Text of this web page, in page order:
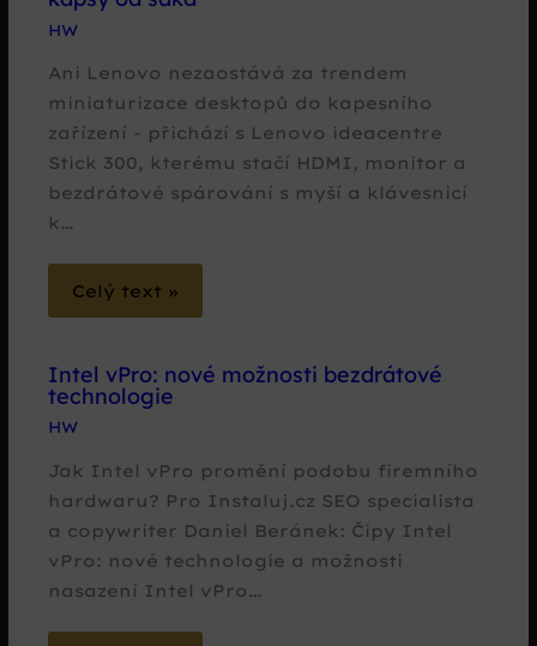
HW
Ani Lenovo nezaostává za trendem
miniaturizace desktopů do kapesního
zařízení - přichází s Lenovo ideacentre
Stick 300, kterému stačí HDMI, monitor a
bezdrátové spárování s myší a klávesnicí
k…
Celý text »
Intel vPro: nové možnosti bezdrátové
technologie
HW
Jak Intel vPro promění podobu firemního
hardwaru? Pro Instaluj.cz SEO specialista
a copywriter Daniel Beránek: Čipy Intel
vPro: nové technologie a možnosti
nasazení Intel vPro…